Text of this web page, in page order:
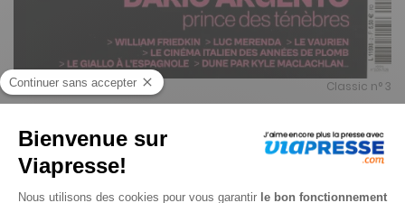
Classic n° 3
Je choisis un support